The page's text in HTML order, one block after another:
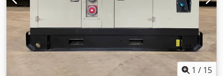
1 / 15